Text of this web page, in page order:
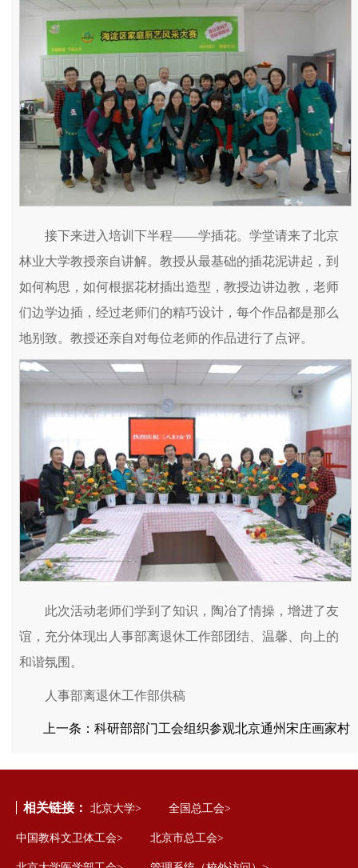
接下来进入培训下半程――学插花。学堂请来了北京
林业大学教授亲自讲解。教授从最基础的插花泥讲起，到
如何构思，如何根据花材插出造型，教授边讲边教，老师
们边学边插，经过老师们的精巧设计，每个作品都是那么
地别致。教授还亲自对每位老师的作品进行了点评。
此次活动老师们学到了知识，陶冶了情操，增进了友
谊，充分体现出人事部离退休工作部团结、温馨、向上的
和谐氛围。
人事部离退休工作部供稿
上一条： 科研部部门工会组织参观北京通州宋庄画家村
相关链接： 北京大学> 全国总工会>
中国教科文卫体工会> 北京市总工会>